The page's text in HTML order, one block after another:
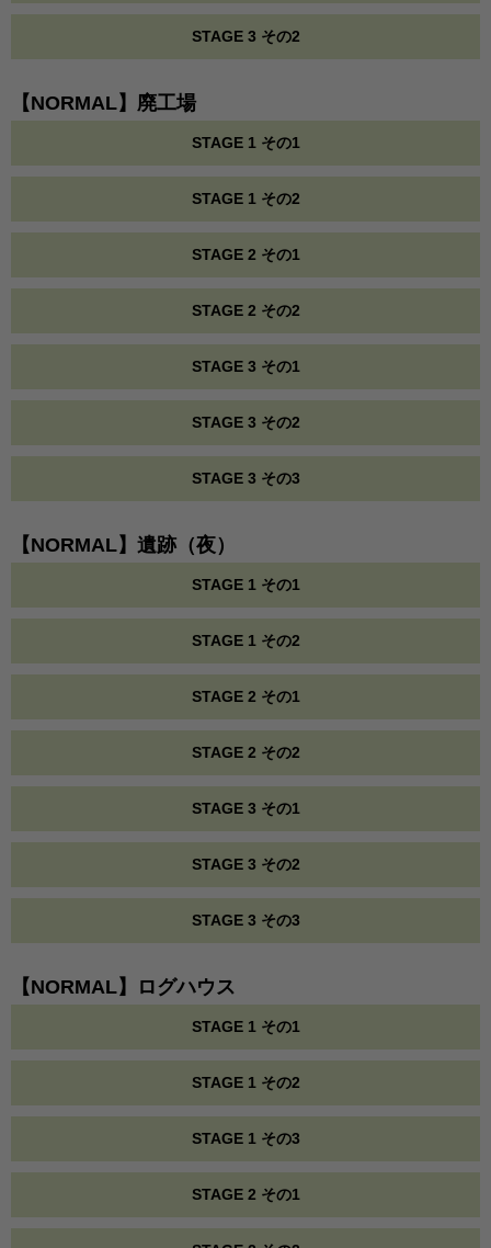
STAGE 3 その2
【NORMAL】廃工場
STAGE 1 その1
STAGE 1 その2
STAGE 2 その1
STAGE 2 その2
STAGE 3 その1
STAGE 3 その2
STAGE 3 その3
【NORMAL】遺跡（夜）
STAGE 1 その1
STAGE 1 その2
STAGE 2 その1
STAGE 2 その2
STAGE 3 その1
STAGE 3 その2
STAGE 3 その3
【NORMAL】ログハウス
STAGE 1 その1
STAGE 1 その2
STAGE 1 その3
STAGE 2 その1